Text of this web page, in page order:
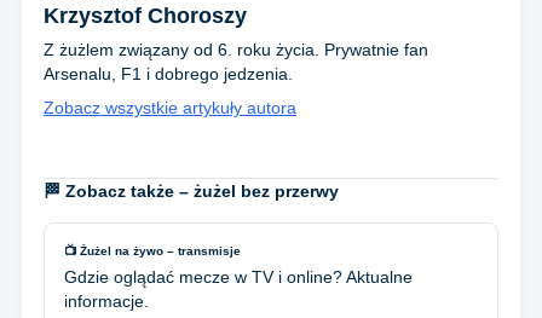
Krzysztof Choroszy
Z żużlem związany od 6. roku życia. Prywatnie fan
Arsenalu, F1 i dobrego jedzenia.
Zobacz wszystkie artykuły autora
🏁 Zobacz także – żużel bez przerwy
📺 Żużel na żywo – transmisje
Gdzie oglądać mecze w TV i online? Aktualne
informacje.